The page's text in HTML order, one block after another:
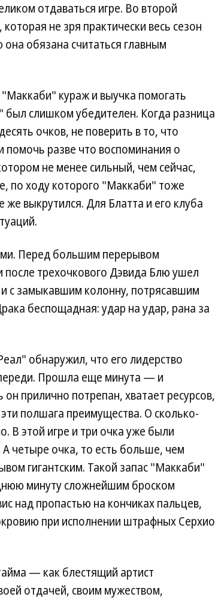
отдаваться игре. Во второй
не зря практически весь сезон
обязана считаться главным
кураж и выучка помогать
был слишком убедителен. Когда разница
очков, не поверить в то, что
помочь разве что воспоминания о
не менее сильный, чем сейчас,
по ходу которого "Маккаби" тоже
же выкрутился. Для Блатта и его клуба
Перед большим перерывом
трехочкового Дэвида Блю ушел
с замыкавшим колонну, потрясавшим
беспощадная: удар на удар, рана за
обнаружил, что его лидерство
Прошла еще минута — и
прилично потрепан, хватает ресурсов,
полшага преимущества. О сколько-
В этой игре и три очка уже были
четыре очка, то есть больше, чем
гигантским. Такой запас "Маккаби"
минуту сложнейшим броском
над пропастью на кончиках пальцев,
при исполнении штрафных Серхио
— как блестящий артист
отдачей, своим мужеством,